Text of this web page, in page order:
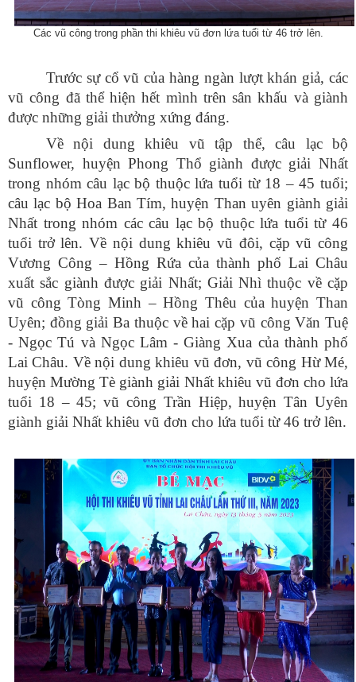
Các vũ công trong phần thi khiêu vũ đơn lứa tuổi từ 46 trở lên.
Trước sự cổ vũ của hàng ngàn lượt khán giả, các
vũ công đã thể hiện hết mình trên sân khấu và giành
được những giải thưởng xứng đáng.
Về nội dung khiêu vũ tập thể, câu lạc bộ
Sunflower, huyện Phong Thổ giành được giải Nhất
trong nhóm câu lạc bộ thuộc lứa tuổi từ 18 – 45 tuổi;
câu lạc bộ Hoa Ban Tím, huyện Than uyên giành giải
Nhất trong nhóm các câu lạc bộ thuộc lứa tuổi từ 46
tuổi trở lên. Về nội dung khiêu vũ đôi, cặp vũ công
Vương Công – Hồng Rứa của thành phố Lai Châu
xuất sắc giành được giải Nhất; Giải Nhì thuộc về cặp
vũ công Tòng Minh – Hồng Thêu của huyện Than
Uyên; đồng giải Ba thuộc về hai cặp vũ công Văn Tuệ
- Ngọc Tú và Ngọc Lâm - Giàng Xua của thành phố
Lai Châu. Về nội dung khiêu vũ đơn, vũ công Hừ Mé,
huyện Mường Tè giành giải Nhất khiêu vũ đơn cho lứa
tuổi 18 – 45; vũ công Trần Hiệp, huyện Tân Uyên
giành giải Nhất khiêu vũ đơn cho lứa tuổi từ 46 trở lên.